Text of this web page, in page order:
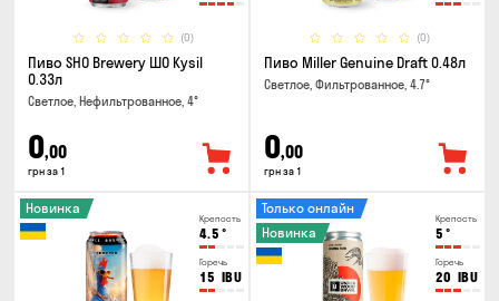
(0)
Пиво SHO Brewery ШО Kysil
0.33л
Светлое, Нефильтрованное, 4°
0,00
грн за 1
(0)
Пиво Miller Genuine Draft 0.48л
Светлое, Фильтрованное, 4.7°
0,00
грн за 1
Крепость
4.5 °
Горечь
15 IBU
Новинка
Крепость
5 °
Горечь
20 IBU
Только онлайн
Новинка